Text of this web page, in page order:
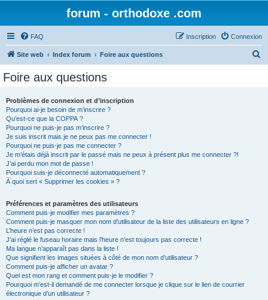
forum - orthodoxe .com
FAQ Connexion
Inscription
Site web Index forum Foire aux questions
Foire aux questions
Problèmes de connexion et d’inscription
Pourquoi ai-je besoin de m’inscrire ?
Qu’est-ce que la COPPA ?
Pourquoi ne puis-je pas m’inscrire ?
Je suis inscrit mais je ne peux pas me connecter !
Pourquoi ne puis-je pas me connecter ?
Je m’étais déjà inscrit par le passé mais ne peux à présent plus me connecter ?!
J’ai perdu mon mot de passe !
Pourquoi suis-je déconnecté automatiquement ?
À quoi sert « Supprimer les cookies » ?
Préférences et paramètres des utilisateurs
Comment puis-je modifier mes paramètres ?
Comment puis-je masquer mon nom d’utilisateur de la liste des utilisateurs en ligne ?
L’heure n’est pas correcte !
J’ai réglé le fuseau horaire mais l’heure n’est toujours pas correcte !
Ma langue n’apparaît pas dans la liste !
Que signifient les images situées à côté de mon nom d’utilisateur ?
Comment puis-je afficher un avatar ?
Quel est mon rang et comment puis-je le modifier ?
Pourquoi m’est-il demandé de me connecter lorsque je clique sur le lien de courrier
électronique d’un utilisateur ?